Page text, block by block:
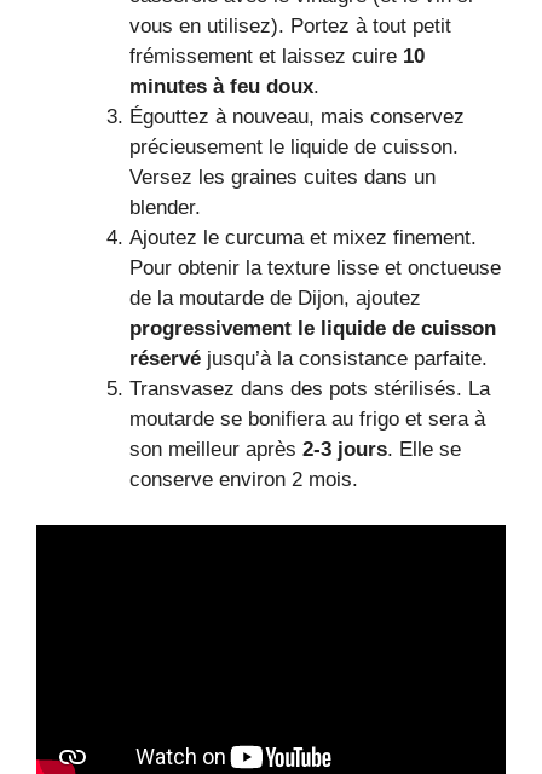
vous en utilisez). Portez à tout petit
frémissement et laissez cuire 10
minutes à feu doux.
Égouttez à nouveau, mais conservez
précieusement le liquide de cuisson.
Versez les graines cuites dans un
blender.
Ajoutez le curcuma et mixez finement.
Pour obtenir la texture lisse et onctueuse
de la moutarde de Dijon, ajoutez
progressivement le liquide de cuisson
réservéjusqu’à la consistance parfaite.
Transvasez dans des pots stérilisés. La
moutarde se bonifiera au frigo et sera à
son meilleur après 2-3 jours. Elle se
conserve environ 2 mois.